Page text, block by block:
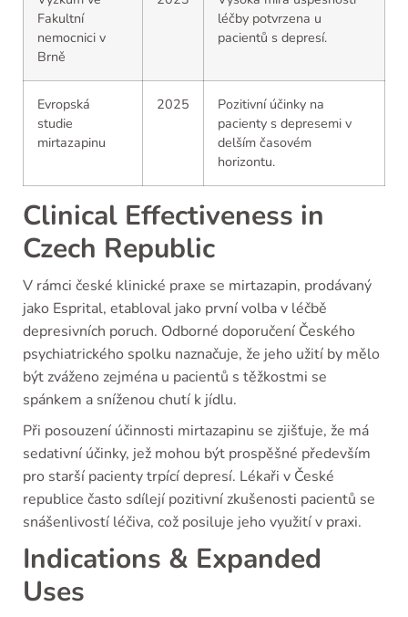
Fakultní
nemocnici v
Brně
léčby potvrzena u
pacientů s depresí.
Evropská
studie
mirtazapinu
2025
Pozitivní účinky na
pacienty s depresemi v
delším časovém
horizontu.
Clinical Effectiveness in
Czech Republic
V rámci české klinické praxe se mirtazapin, prodávaný
jako Esprital, etabloval jako první volba v léčbě
depresivních poruch. Odborné doporučení Českého
psychiatrického spolku naznačuje, že jeho užití by mělo
být zváženo zejména u pacientů s těžkostmi se
spánkem a sníženou chutí k jídlu.
Při posouzení účinnosti mirtazapinu se zjišťuje, že má
sedativní účinky, jež mohou být prospěšné především
pro starší pacienty trpící depresí. Lékaři v České
republice často sdílejí pozitivní zkušenosti pacientů se
snášenlivostí léčiva, což posiluje jeho využití v praxi.
Indications & Expanded
Uses